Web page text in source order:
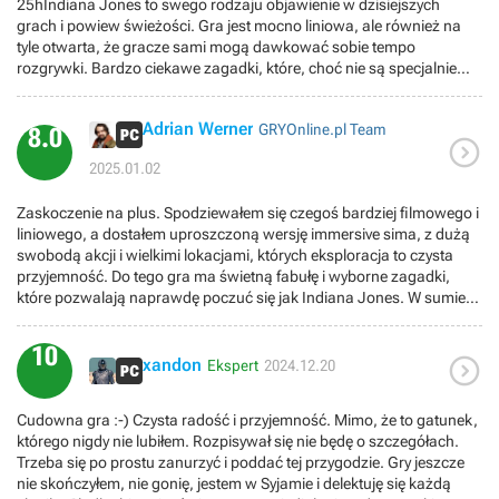
25hIndiana Jones to swego rodzaju objawienie w dzisiejszych
grach i powiew świeżości. Gra jest mocno liniowa, ale również na
tyle otwarta, że gracze sami mogą dawkować sobie tempo
rozgrywki. Bardzo ciekawe zagadki, które, choć nie są specjalnie
gry. Co tu dużo pisać... Fani ciekawej przygody muszą w to
zagrać!PS. Pierwszoosobowa kamera jest tutaj świetnym wyborem!
8.0 Adrian Werner GRYOnline.pl Team
2025.01.02 
Zaskoczenie na plus. Spodziewałem się czegoś bardziej filmowego i
liniowego, a dostałem uproszczoną wersję immersive sima, z dużą
swobodą akcji i wielkimi lokacjami, których eksploracja to czysta
przyjemność. Do tego gra ma świetną fabułę i wyborne zagadki,
które pozwalają naprawdę poczuć się jak Indiana Jones. W sumie
Atlantis - ta gra jest zdecydowanie lepsza niż ostatnie dwa filmy z tej
serii.
10 xandon Ekspert 2024.12.20 
Cudowna gra :-) Czysta radość i przyjemność. Mimo, że to gatunek,
którego nigdy nie lubiłem. Rozpisywał się nie będę o szczegółach.
Trzeba się po prostu zanurzyć i poddać tej przygodzie. Gry jeszcze
nie skończyłem, nie gonię, jestem w Syjamie i delektuję się każdą